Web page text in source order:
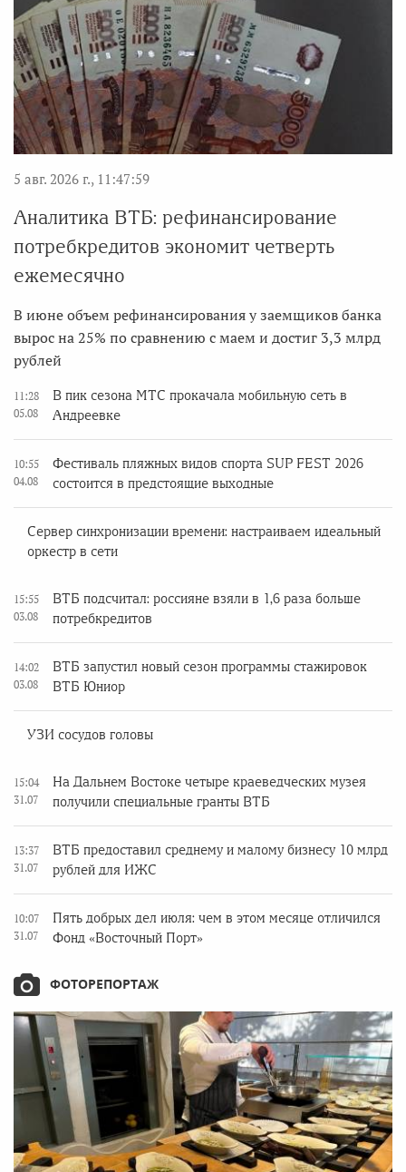
5 авг. 2026 г., 11:47:59
Аналитика ВТБ: рефинансирование
потребкредитов экономит четверть
ежемесячно
В июне объем рефинансирования у заемщиков банка
вырос на 25% по сравнению с маем и достиг 3,3 млрд
рублей
11:28
05.08
В пик сезона МТС прокачала мобильную сеть в
Андреевке
10:55
04.08
Фестиваль пляжных видов спорта SUP FEST 2026
состоится в предстоящие выходные
Сервер синхронизации времени: настраиваем идеальный
оркестр в сети
15:55
03.08
ВТБ подсчитал: россияне взяли в 1,6 раза больше
потребкредитов
14:02
03.08
ВТБ запустил новый сезон программы стажировок
ВТБ Юниор
УЗИ сосудов головы
15:04
31.07
На Дальнем Востоке четыре краеведческих музея
получили специальные гранты ВТБ
13:37
31.07
ВТБ предоставил среднему и малому бизнесу 10 млрд
рублей для ИЖС
10:07
31.07
Пять добрых дел июля: чем в этом месяце отличился
Фонд «Восточный Порт»
ФОТОРЕПОРТАЖ